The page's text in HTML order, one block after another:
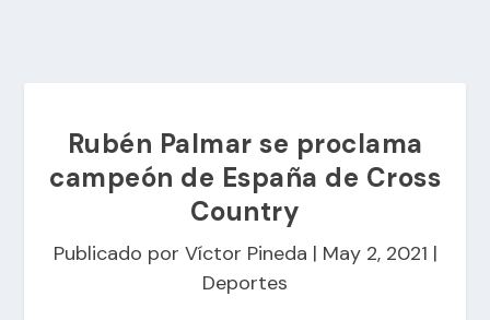
Rubén Palmar se proclama
campeón de España de Cross
Country
Publicado por Víctor Pineda | May 2, 2021 |
Deportes